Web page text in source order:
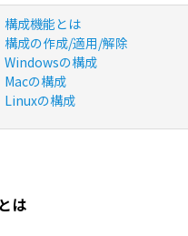
構成機能とは
構成の作成/適用/解除
Windowsの構成
Macの構成
Linuxの構成
は